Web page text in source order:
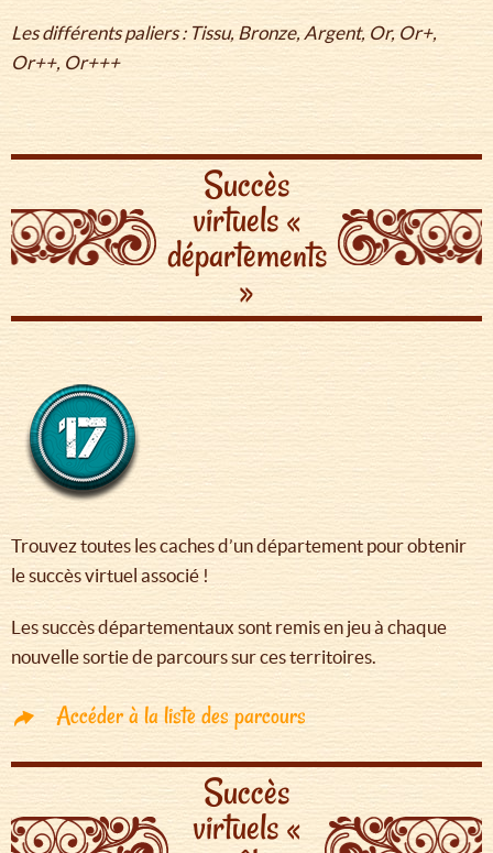
Les différents paliers : Tissu, Bronze, Argent, Or, Or+,
Or++, Or+++
Succès
virtuels «
départements
»
Trouvez toutes les caches d’un département pour obtenir
le succès virtuel associé !
Les succès départementaux sont remis en jeu à chaque
nouvelle sortie de parcours sur ces territoires.
Accéder à la liste des parcours
Succès
virtuels «